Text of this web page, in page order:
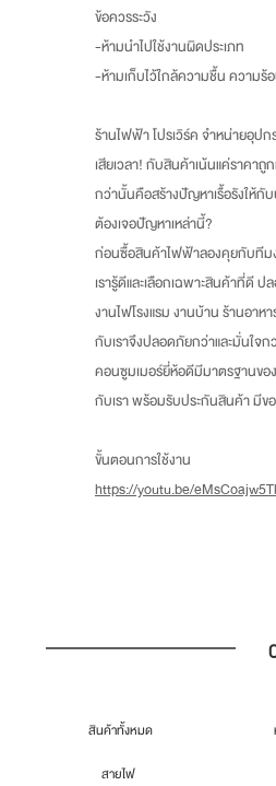
ข้อควรระวัง
-ห้ามนำไปใช้งานผิดประเภท
-ห้ามเก็บไว้ใกล้ความชื้น ความร้
ร้านไฟฟ้า โปรเวิร์ค จำหน่ายอุป
เสียเวลา!กับสินค้าเน้นแค่ราคาถู
กว่านั้นคือสร้างปัญหาเรื้อรังให้กั
ต้องเจอปัญหาเหล่านี้?
ก่อนซื้อสินค้าไฟฟ้าลองคุยกับทีม
เรารู้ดีและเลือกเฉพาะสินค้าที่ดี
งานไฟโรงแรม งานบ้าน ร้านอาห
กับเราจึงปลอดภัยกว่าและมั่นใ
คอนซูมเมอร์ยี่ห้อดีมีมาตรฐานขอ
กับเรา พร้อมรับประกันสินค้า มี
ขั้นตอนการใช้งาน
https://youtu.be/
สินค้าทั้งหมด
สายไฟ